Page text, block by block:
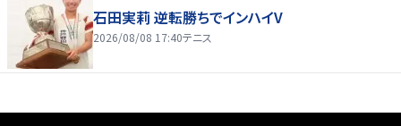
石田実莉 逆転勝ちでインハイV
2026/08/08 17:40テニス